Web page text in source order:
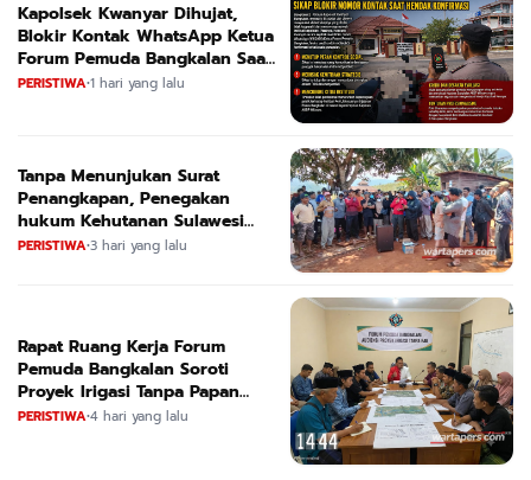
Kapolsek Kwanyar Dihujat,
Blokir Kontak WhatsApp Ketua
Forum Pemuda Bangkalan Saat
Dikonfirmasi
PERISTIWA•1 hari yang lalu
Tanpa Menunjukan Surat
Penangkapan, Penegakan
hukum Kehutanan Sulawesi
Selatan Culik Petani Ladah Di
PERISTIWA•3 hari yang lalu
Rapat Ruang Kerja Forum
Pemuda Bangkalan Soroti
Proyek Irigasi Tanpa Papan
Nama
PERISTIWA•4 hari yang lalu